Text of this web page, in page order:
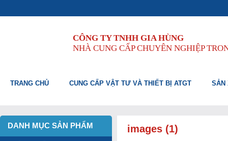
CÔNG TY TNHH GIA HÙNG
NHÀ CUNG CẤP CHUYÊN NGHIỆP
TRANG CHỦ CUNG CẤP VẬT TƯ VÀ THIẾT BỊ ATGT SẢN
DANH MỤC SẢN PHẨM images (1)